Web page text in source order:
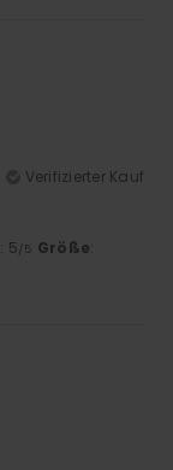
Verifizierter Kauf
: 5/5 Größe: